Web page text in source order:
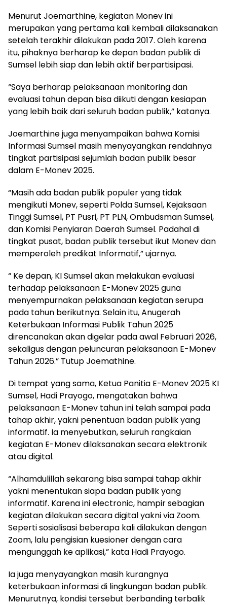
Menurut Joemarthine, kegiatan Monev ini
merupakan yang pertama kali kembali dilaksanakan
setelah terakhir dilakukan pada 2017. Oleh karena
itu, pihaknya berharap ke depan badan publik di
Sumsel lebih siap dan lebih aktif berpartisipasi.
“Saya berharap pelaksanaan monitoring dan
evaluasi tahun depan bisa diikuti dengan kesiapan
yang lebih baik dari seluruh badan publik,” katanya.
Joemarthine juga menyampaikan bahwa Komisi
Informasi Sumsel masih menyayangkan rendahnya
tingkat partisipasi sejumlah badan publik besar
dalam E-Monev 2025.
“Masih ada badan publik populer yang tidak
mengikuti Monev, seperti Polda Sumsel, Kejaksaan
Tinggi Sumsel, PT Pusri, PT PLN, Ombudsman Sumsel,
dan Komisi Penyiaran Daerah Sumsel. Padahal di
tingkat pusat, badan publik tersebut ikut Monev dan
memperoleh predikat Informatif,” ujarnya.
“ Ke depan, KI Sumsel akan melakukan evaluasi
terhadap pelaksanaan E-Monev 2025 guna
menyempurnakan pelaksanaan kegiatan serupa
pada tahun berikutnya. Selain itu, Anugerah
Keterbukaan Informasi Publik Tahun 2025
direncanakan akan digelar pada awal Februari 2026,
sekaligus dengan peluncuran pelaksanaan E-Monev
Tahun 2026.” Tutup Joemathine.
Di tempat yang sama, Ketua Panitia E-Monev 2025 KI
Sumsel, Hadi Prayogo, mengatakan bahwa
pelaksanaan E-Monev tahun ini telah sampai pada
tahap akhir, yakni penentuan badan publik yang
informatif. Ia menyebutkan, seluruh rangkaian
kegiatan E-Monev dilaksanakan secara elektronik
atau digital.
“Alhamdulillah sekarang bisa sampai tahap akhir
yakni menentukan siapa badan publik yang
informatif. Karena ini electronic, hampir sebagian
kegiatan dilakukan secara digital yakni via Zoom.
Seperti sosialisasi beberapa kali dilakukan dengan
Zoom, lalu pengisian kuesioner dengan cara
mengunggah ke aplikasi,” kata Hadi Prayogo.
Ia juga menyayangkan masih kurangnya
keterbukaan informasi di lingkungan badan publik.
Menurutnya, kondisi tersebut berbanding terbalik